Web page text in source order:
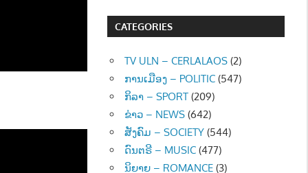
CATEGORIES
TV ULN – CERLALAOS (2)
ການເມືອງ – POLITIC (547)
ກິລາ – SPORT (209)
ຂ່າວ – NEWS (642)
ສັງຄົມ – SOCIETY (544)
ດົນຕຣີ – MUSIC (477)
ນິຍາຍ – ROMANCE (3)